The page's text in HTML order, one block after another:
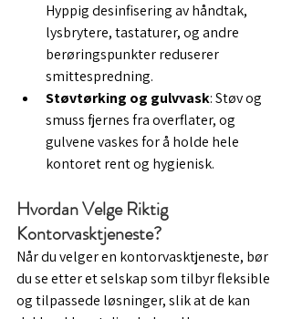
Hyppig desinfisering av håndtak,
lysbrytere, tastaturer, og andre
berøringspunkter reduserer
smittespredning.
Støvtørking og gulvvask: Støv og
smuss fjernes fra overflater, og
gulvene vaskes for å holde hele
kontoret rent og hygienisk.
Hvordan Velge Riktig
Kontorvasktjeneste?
Når du velger en kontorvasktjeneste, bør
du se etter et selskap som tilbyr fleksible
og tilpassede løsninger, slik at de kan